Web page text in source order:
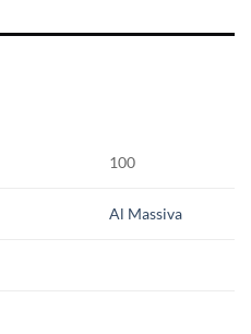
100
Al Massiva